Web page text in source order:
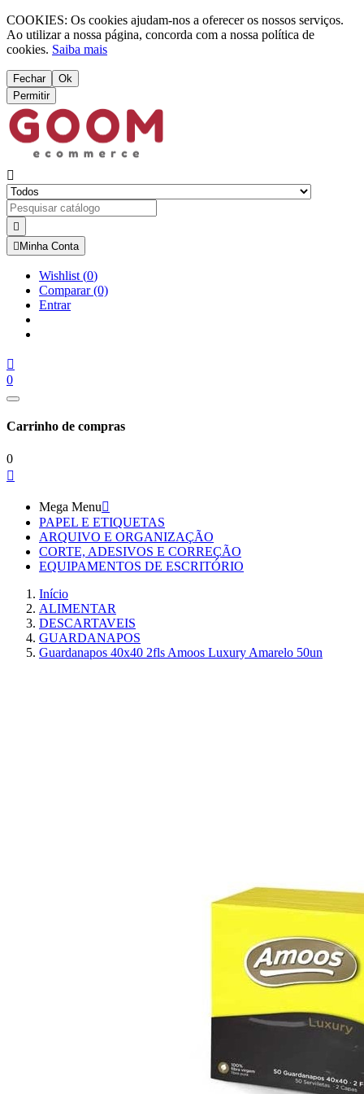
COOKIES: Os cookies ajudam-nos a oferecer os nossos serviços.
Ao utilizar a nossa página, concorda com a nossa política de
cookies. Saiba mais
Fechar
Ok
Permitir


 Minha Conta
Wishlist (0)
Comparar(0)
Entrar

0
Carrinho de compras
0

Mega Menu
PAPEL E ETIQUETAS
ARQUIVO E ORGANIZAÇÃO
CORTE, ADESIVOS E CORREÇÃO
EQUIPAMENTOS DE ESCRITÓRIO
Início
ALIMENTAR
DESCARTAVEIS
GUARDANAPOS
Guardanapos 40x40 2fls Amoos Luxury Amarelo 50un